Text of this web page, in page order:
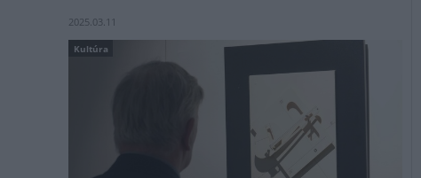
2025.03.11
Kultúra